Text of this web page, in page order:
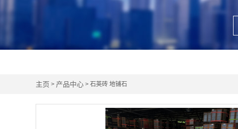
主页 > 产品中心 > 石英砖 地铺石